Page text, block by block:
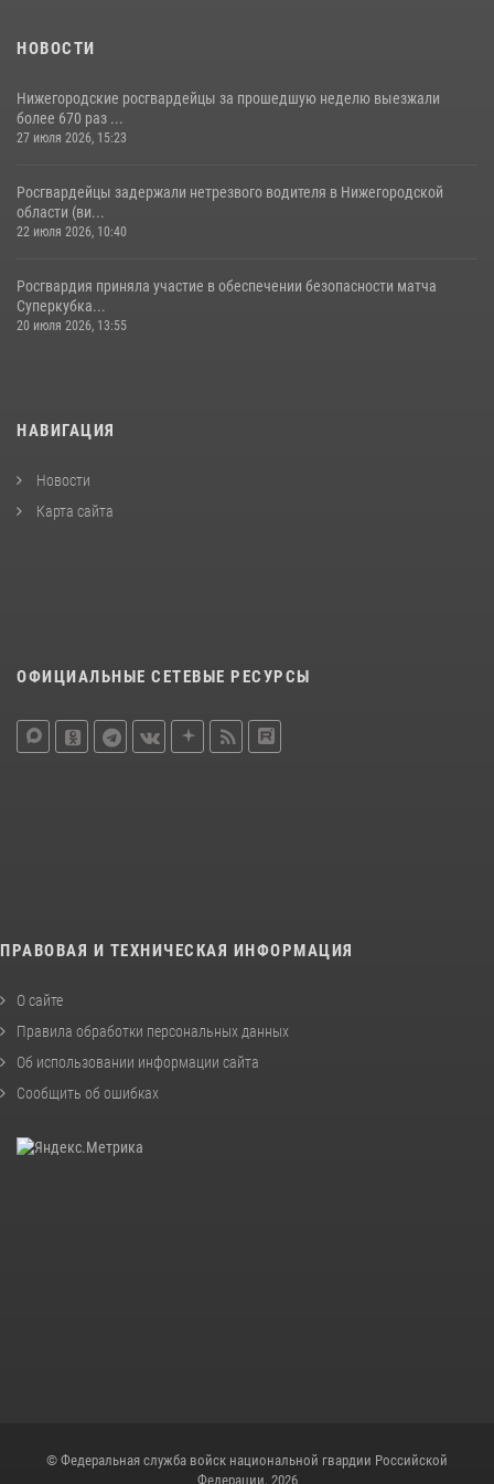
НОВОСТИ
Нижегородские росгвардейцы за прошедшую неделю выезжали
более 670 раз ...
27 июля 2026, 15:23
Росгвардейцы задержали нетрезвого водителя в Нижегородской
области (ви...
22 июля 2026, 10:40
Росгвардия приняла участие в обеспечении безопасности матча
Суперкубка...
20 июля 2026, 13:55
НАВИГАЦИЯ
Новости
Карта сайта
ОФИЦИАЛЬНЫЕ СЕТЕВЫЕ РЕСУРСЫ
ПРАВОВАЯ И ТЕХНИЧЕСКАЯ ИНФОРМАЦИЯ
О сайте
Правила обработки персональных данных
Об использовании информации сайта
Сообщить об ошибках
© Федеральная служба войск национальной гвардии Российской
Федерации, 2026